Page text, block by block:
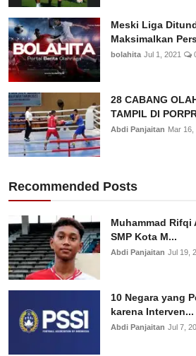
Meski Liga
Maksimalkan
bolahita Jul 1, 2021
28 CABANG
TAMPIL DI
Abdi Panjaitan Mar 16,
Recommended Posts
Muhammad Rifqi
SMP Kota M...
Abdi Panjaitan Jul 19,
10 Negara yang
karena Interven...
Abdi Panjaitan Jul 7,